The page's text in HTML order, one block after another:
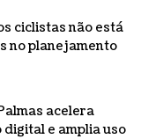
ciclistas não está
no planejamento
acelera
e amplia uso